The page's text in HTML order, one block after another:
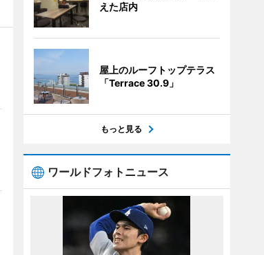
えた店内
屋上のルーフトップテラス
「Terrace 30.9」
もっと見る
ワールドフォトニュース